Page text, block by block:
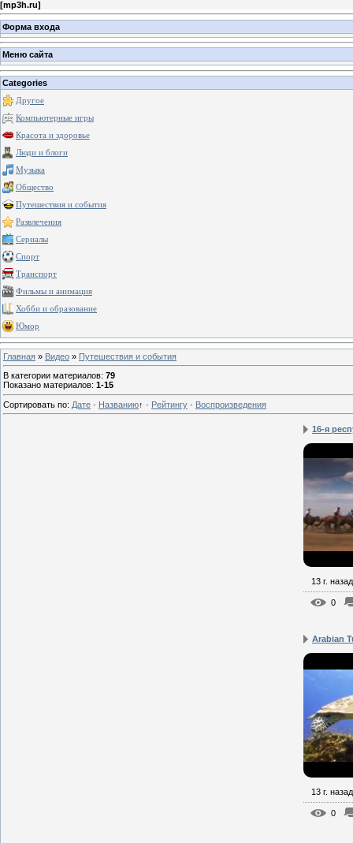
[mp3h.ru]
Форма входа
Меню сайта
Categories
Другое
Компьютерные игры
Красота и здоровье
Люди и блоги
Музыка
Общество
Путешествия и события
Развлечения
Сериалы
Спорт
Транспорт
Фильмы и анимация
Хобби и образование
Юмор
Главная » Видео » Путешествия и события
В категории материалов: 79
Показано материалов: 1-15
Сортировать по: Дате · Названию↑ · Рейтингу · Воспроизведения
16-я
13 г. назад
0
Arabian
13 г. назад
0